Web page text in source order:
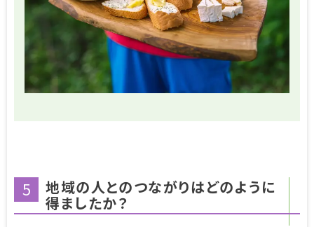
5 地域の人とのつながりはどのように
得ましたか？